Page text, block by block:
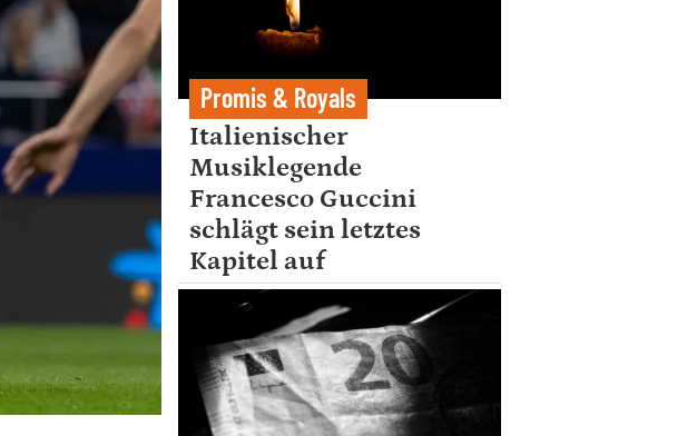
Promis & Royals
Italienischer
Musiklegende
Francesco Guccini
schlägt sein letztes
Kapitel auf